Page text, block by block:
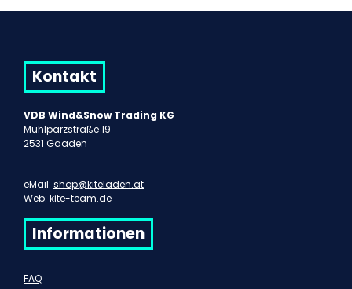
Kontakt
VDB Wind&Snow Trading KG
Mühlparzstraße 19
2531 Gaaden
eMail: shop@kiteladen.at
Web: kite-team.de
Informationen
FAQ